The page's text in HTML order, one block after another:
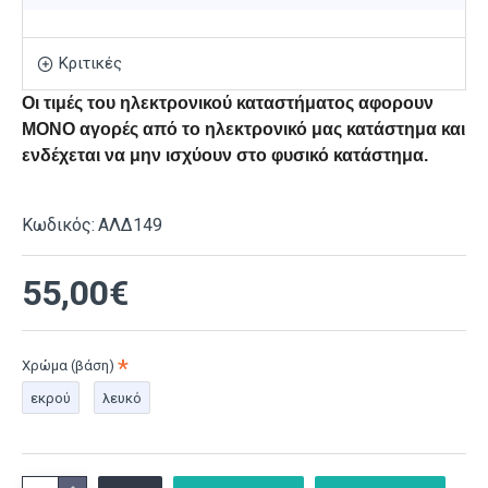
Κριτικές
Οι τιμές του ηλεκτρονικού καταστήματος αφορουν
ΜΟΝΟ αγορές από το ηλεκτρονικό μας κατάστημα και
ενδέχεται να μην ισχύουν στο φυσικό κατάστημα.
Κωδικός: ΑΛΔ149
55,00€
Χρώμα (βάση)
εκρού
λευκό